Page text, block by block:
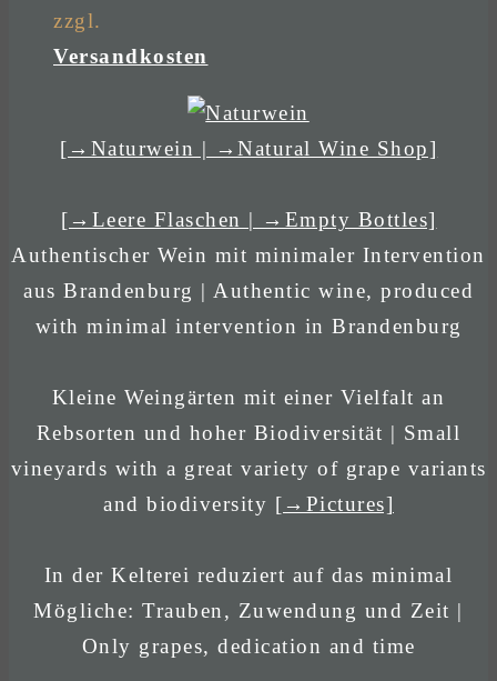
zzgl.
Versandkosten
[→Naturwein | →Natural Wine Shop]
[→Leere Flaschen | →Empty Bottles]
Authentischer Wein mit minimaler Intervention
aus Brandenburg | Authentic wine, produced
with minimal intervention in Brandenburg
Kleine Weingärten mit einer Vielfalt an
Rebsorten und hoher Biodiversität | Small
vineyards with a great variety of grape variants
and biodiversity [→Pictures]
In der Kelterei reduziert auf das minimal
Mögliche: Trauben, Zuwendung und Zeit |
Only grapes, dedication and time